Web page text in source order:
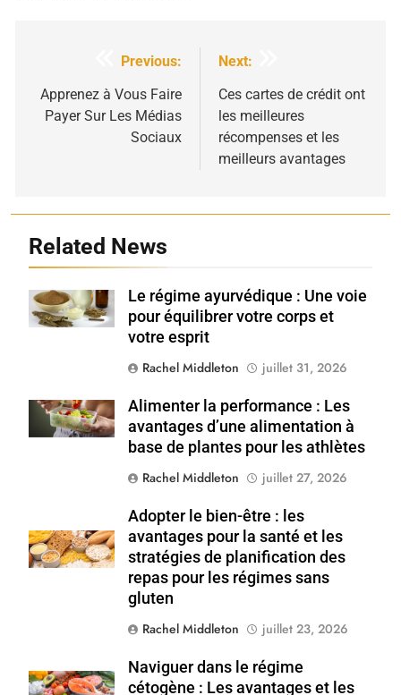
Navigation
de
l’article
Previous:
Apprenez à Vous Faire
Payer Sur Les Médias
Sociaux
Next:
Ces cartes de crédit ont
les meilleures
récompenses et les
meilleurs avantages
Related News
Shutterstock
Le régime ayurvédique : Une voie
pour équilibrer votre corps et
votre esprit
Rachel Middleton
juillet 31, 2026
Shutterstock
Alimenter la performance : Les
avantages d’une alimentation à
base de plantes pour les athlètes
Rachel Middleton
juillet 27, 2026
Shutterstock
Adopter le bien-être : les
avantages pour la santé et les
stratégies de planification des
repas pour les régimes sans
gluten
Rachel Middleton
juillet 23, 2026
Shutterstock
Naviguer dans le régime
cétogène : Les avantages et les